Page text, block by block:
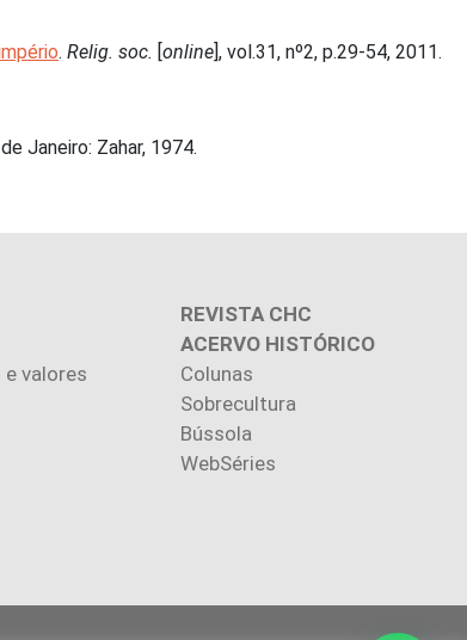
. Relig. soc. [online], vol.31, nº2, p.29-54, 2011.
Janeiro: Zahar, 1974.
e valores
REVISTA CHC
ACERVO HISTÓRICO
Colunas
Sobrecultura
Bússola
WebSéries